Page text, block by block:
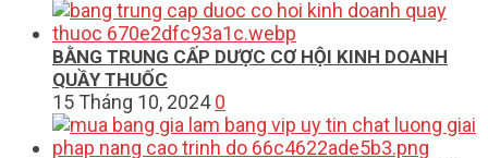
BẰNG TRUNG CẤP DƯỢC CƠ HỘI KINH DOANH
QUẦY THUỐC
15 Tháng 10, 2024 0